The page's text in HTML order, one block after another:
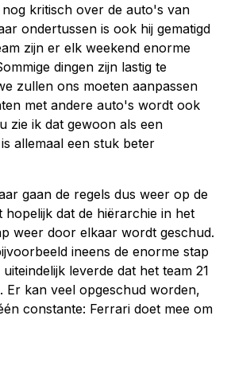
kritisch over de auto's van
ondertussen is ook hij gematigd
zijn er elk weekend enorme
dingen zijn lastig te
zullen ons moeten aanpassen
met andere auto's wordt ook
zie ik dat gewoon als een
allemaal een stuk beter
gaan de regels dus weer op de
hopelijk dat de hiërarchie in het
weer door elkaar wordt geschud.
ineens de enorme stap
leverde dat het team 21
Er kan veel opgeschud worden,
constante: Ferrari doet mee om